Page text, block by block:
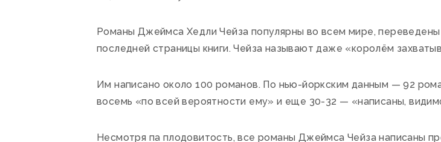
Романы Джеймса Хедли Чейза популярны во всем мире,
последней страницы книги. Чейза называют даже «королём
Им написано около 100 романов. По нью-йоркским данным — 92
восемь «по всей вероятности ему» и еще 30-32 — «написаны,
Несмотря па плодовитость, все романы Джеймса Чейза написаны